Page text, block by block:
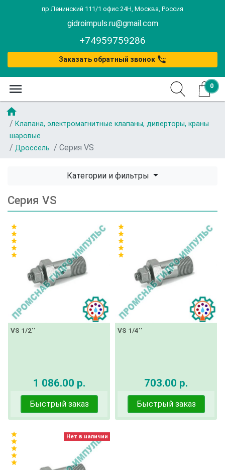
пр Ленинский 111/1 офис 24Н, Москва, Россия
gidroimpuls.ru@gmail.com
+74959759286
Заказать обратный звонок settings_phone
menu 0
home
Клапана, электромагнитные клапаны, диверторы, краны
шаровые
Дроссель
Серия VS
Категории и фильтры
Серия VS
VS 1/2’’
1 086.00 р.
star
star
star
star
star
Быстрый заказ
VS 1/4’’
703.00 р.
star
star
star
star
star
Быстрый заказ
star
star
star
star
star
Нет в наличии